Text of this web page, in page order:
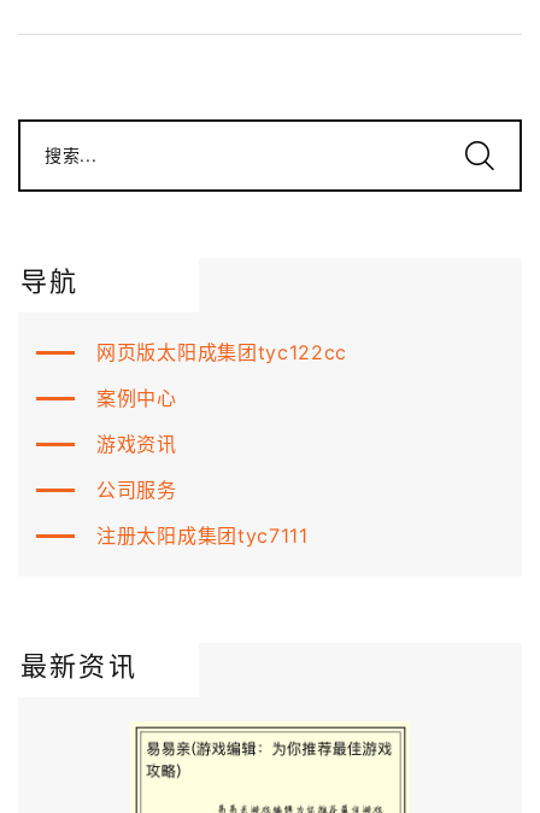
搜索...
导航
网页版太阳成集团tyc122cc
案例中心
游戏资讯
公司服务
注册太阳成集团tyc7111
最新资讯